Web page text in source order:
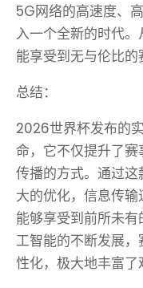
5G网络的高速度、
入一个全新的时代
能享受到无与伦比的
总结：
2026世界杯发布的
命，它不仅提升了
传播的方式。通过
大的优化，信息传
能够享受到前所未
工智能的不断发展
性化，极大地丰富了